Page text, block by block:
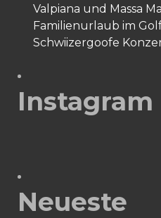
Valpiana und Massa
Familienurlaub im
Schwiizergoofe
Instagram
Neueste